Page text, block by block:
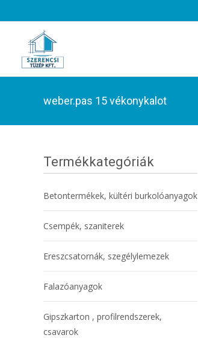
weber.pas 15 vékonykalot
Termékkategóriák
Betontermékek, kültéri burkolóanyagok
Csempék, szaniterek
Ereszcsatornák, szegélylemezek
Falazóanyagok
Gipszkarton , profilrendszerek,
csavarok